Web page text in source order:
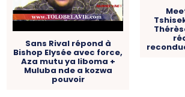
Sans Rival répond à
Bishop Elysée avec force,
Aza mutu ya liboma +
Muluba nde a kozwa
pouvoir